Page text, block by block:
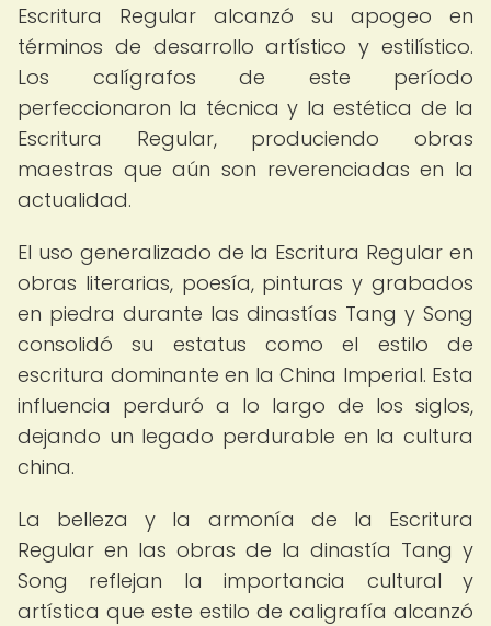
Escritura Regular alcanzó su apogeo en
términos de desarrollo artístico y estilístico.
Los calígrafos de este período
perfeccionaron la técnica y la estética de la
Escritura Regular, produciendo obras
maestras que aún son reverenciadas en la
actualidad.
El uso generalizado de la Escritura Regular en
obras literarias, poesía, pinturas y grabados
en piedra durante las dinastías Tang y Song
consolidó su estatus como el estilo de
escritura dominante en la China Imperial. Esta
influencia perduró a lo largo de los siglos,
dejando un legado perdurable en la cultura
china.
La belleza y la armonía de la Escritura
Regular en las obras de la dinastía Tang y
Song reflejan la importancia cultural y
artística que este estilo de caligrafía alcanzó